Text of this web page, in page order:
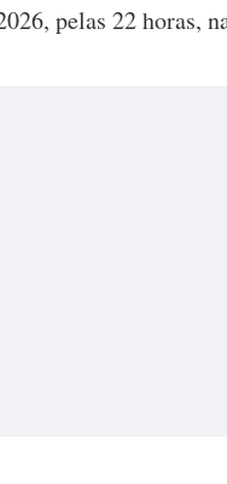
pelas 22 horas,